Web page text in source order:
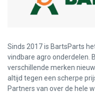
Sinds 2017 is BartsParts
vindbare agro onderdelen.
verschillende merken
altijd tegen een scherpe
Partners van over de hele